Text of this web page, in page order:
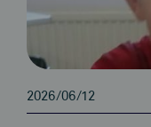
2026/06/12